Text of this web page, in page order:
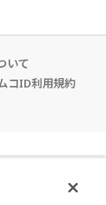
いて
コID利用規約